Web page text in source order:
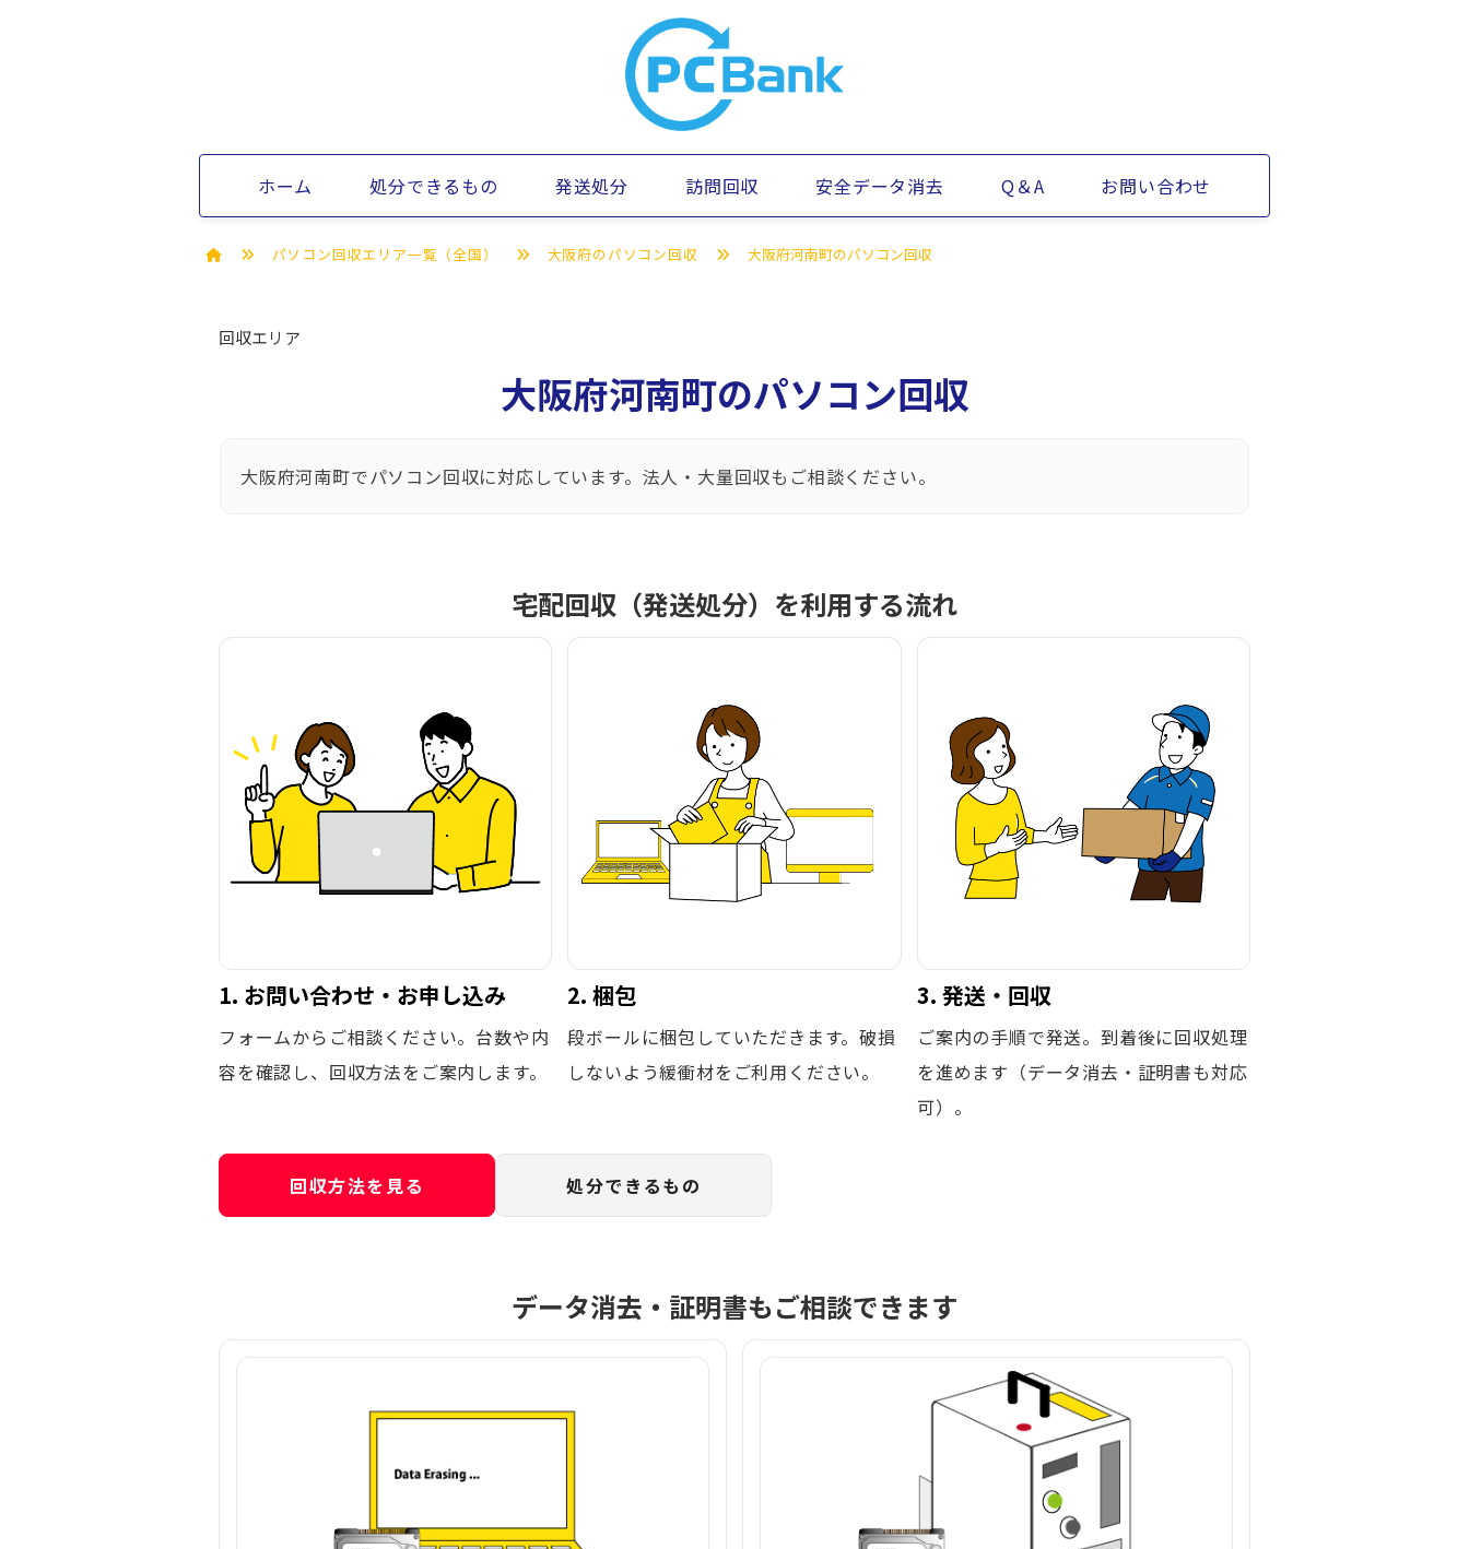
ホーム 処分できるもの 発送処分 訪問回収 安全データ消去 Q＆A お問い合わせ
パソコン回収エリア一覧（全国） 大阪府のパソコン回収 大阪府河南町のパソコン回収
回収エリア
大阪府河南町のパソコン回収
大阪府河南町でパソコン回収に対応しています。法人・大量回収もご相談ください。
宅配回収（発送処分）を利用する流れ
1. お問い合わせ・お申し込み
フォームからご相談ください。台数や内
容を確認し、回収方法をご案内します。
2. 梱包
段ボールに梱包していただきます。破損
しないよう緩衝材をご利用ください。
3. 発送・回収
ご案内の手順で発送。到着後に回収処理
を進めます（データ消去・証明書も対応
可）。
回収方法を見る 処分できるもの
データ消去・証明書もご相談できます